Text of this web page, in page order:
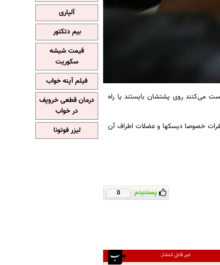
می‌کنند روی پشتشان بایستند یا راه
خصوصا دیسکها و عضلات اطراف آن
پسندیدم 0
غیر قابل انتشار:
آلپاری
بیم دتکتور
قیمت شیشه
سکوریت
فیلم آپنه خواب
درمان قطعی خروپف
در خواب
لیزر فوتونا